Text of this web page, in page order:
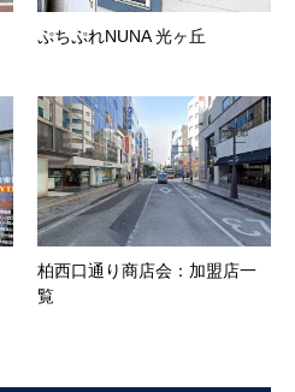
ぷちぷれNUNA 光ヶ丘
柏西口通り商店会：加盟店一
覧